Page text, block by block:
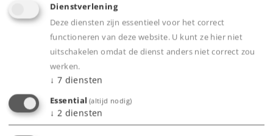
Bijbehorende producten
Dienstverlening
Deze diensten zijn essentieel voor het correct
functioneren van deze website. U kunt ze hier niet
uitschakelen omdat de dienst anders niet correct zou
werken.
↓ 7 diensten
Essential (altijd nodig)
↓ 2 diensten